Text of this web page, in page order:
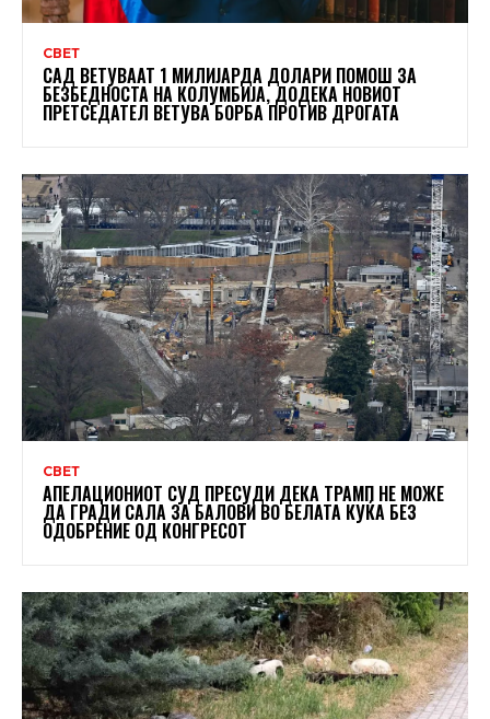
СВЕТ
САД ВЕТУВААТ 1 МИЛИЈАРДА ДОЛАРИ ПОМОШ ЗА
БЕЗБЕДНОСТА НА КОЛУМБИЈА, ДОДЕКА НОВИОТ
ПРЕТСЕДАТЕЛ ВЕТУВА БОРБА ПРОТИВ ДРОГАТА
СВЕТ
АПЕЛАЦИОНИОТ СУД ПРЕСУДИ ДЕКА ТРАМП НЕ МОЖЕ
ДА ГРАДИ САЛА ЗА БАЛОВИ ВО БЕЛАТА КУЌА БЕЗ
ОДОБРЕНИЕ ОД КОНГРЕСОТ